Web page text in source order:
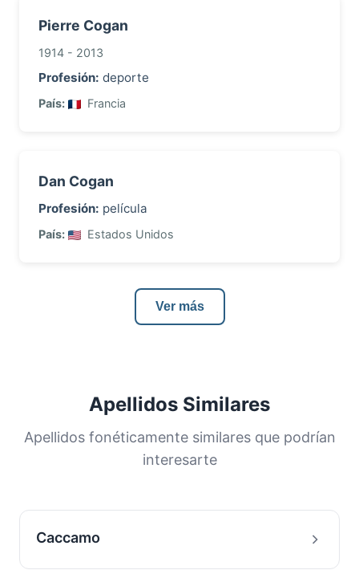
Pierre Cogan
1914 - 2013
Profesión: deporte
País: Francia
Dan Cogan
Profesión: película
País: Estados Unidos
Ver más
Apellidos Similares
Apellidos fonéticamente similares que podrían
interesarte
Caccamo